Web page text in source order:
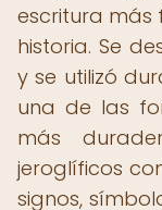
escritura más
historia. Se
y se utilizó
una de las
más
jeroglíficos
signos,